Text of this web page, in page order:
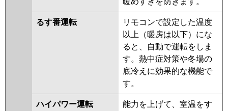
るす番運転
リモコンで設定した温度
以上（暖房は以下）にな
ると、自動で運転をしま
す。熱中症対策や冬場の
底冷えに効果的な機能で
す。
ハイパワー運転
能力を上げて、室温をす